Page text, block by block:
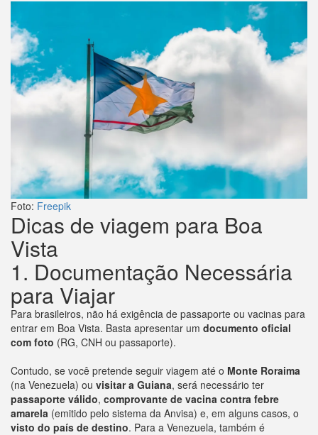
Foto: Freepik
Dicas de viagem para Boa
Vista
1. Documentação Necessária
para Viajar
Para brasileiros, não há exigência de passaporte ou vacinas para
entrar em Boa Vista. Basta apresentar um documento oficial
com foto (RG, CNH ou passaporte).
Contudo, se você pretende seguir viagem até o Monte Roraima
(na Venezuela) ou visitar a Guiana, será necessário ter
passaporte válido, comprovante de vacina contra febre
amarela (emitido pelo sistema da Anvisa) e, em alguns casos, o
visto do país de destino. Para a Venezuela, também é